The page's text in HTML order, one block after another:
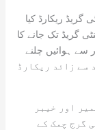
حرارت 31 ڈگری سینٹی گریڈ ریکارڈ کیا
حرارت 42 ڈگری سینٹی گریڈ تک جانے کا
رفتار سے ہوائیں چلنے
ہوا میں نمی کا تناسب 42 فیصد سے زائد ریکارڈ
اور خیبر
گرج چمک کے